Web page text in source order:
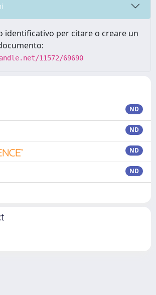
identificativo per citare o creare un
11572/69690
ND
ND
ND
ND